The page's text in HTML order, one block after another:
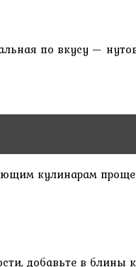
по вкусу —
кулинарам
добавьте в блины